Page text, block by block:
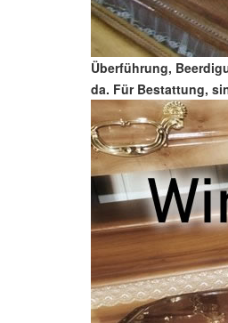
Überführung,
da. Für Bestattung,